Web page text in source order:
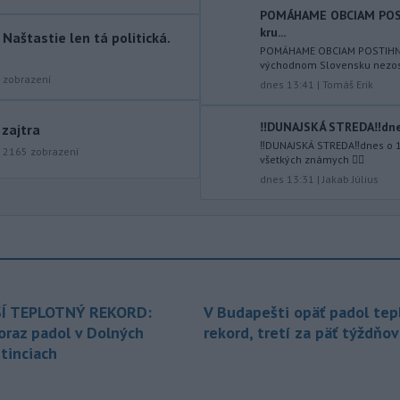
portálu isport.cz zaujíma
saudskoarabský Al-Fateh.
Vo veku 94 rokov zomrela 29.
júla 2026 herečka a dlhoročná
divadla (SKD) v Martine Helena
Národná diaľničná
nákazy vírusovým ochorením
v Konžskej demokratickej republike
(KDR) presiahol hranicu 4000.
Naštastie len tá politická.
zobrazení
zajtra
2165 zobrazení
POMÁHAME OBCIAM
kru...
POMÁHAME OBCIAM
východnom Slovensku
dnes 13:41 | Tomáš Erik
‼️DUNAJSKÁ
‼️DUNAJSKÁ STREDA‼️dnes
všetkých známych ✌🏻
dnes 13:31 |Jakab Július
TEPLOTNÝ REKORD:
padol v Dolných
V Budapešti opäť padol
rekord, tretí za päť týždňov